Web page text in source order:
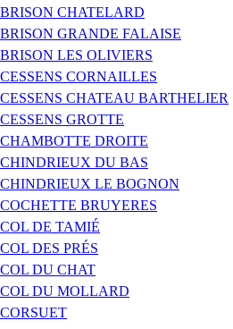
BRISON CHATELARD
BRISON GRANDE FALAISE
BRISON LES OLIVIERS
CESSENS CORNAILLES
CESSENS CHATEAU BARTHELIER
CESSENS GROTTE
CHAMBOTTE DROITE
CHINDRIEUX DU BAS
CHINDRIEUX LE BOGNON
COCHETTE BRUYERES
COL DE TAMIÉ
COL DES PRÉS
COL DU CHAT
COL DU MOLLARD
CORSUET